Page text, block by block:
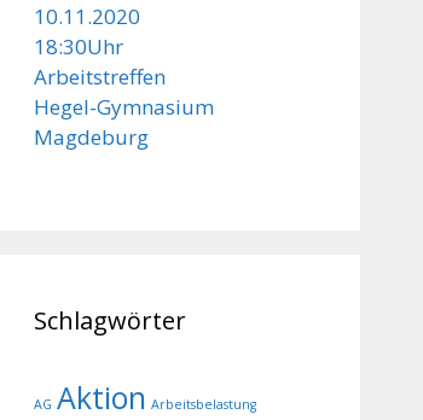
10.11.2020
18:30Uhr
Arbeitstreffen
Hegel-Gymnasium
Magdeburg
Schlagwörter
AG Aktion Arbeitsbelastung